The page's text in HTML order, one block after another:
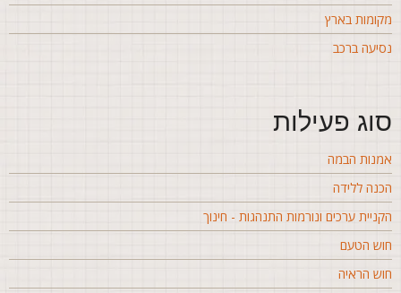
בארץ
ברכב
פעילות
הבמה
ללידה
ערכים ונורמות התנהגות - חינוך
הטעם
הראיה